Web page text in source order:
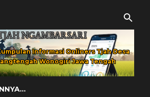
NGAMBARSARI
Informasi Onliners Tjah Desa
Wonogiri Jawa Tengah